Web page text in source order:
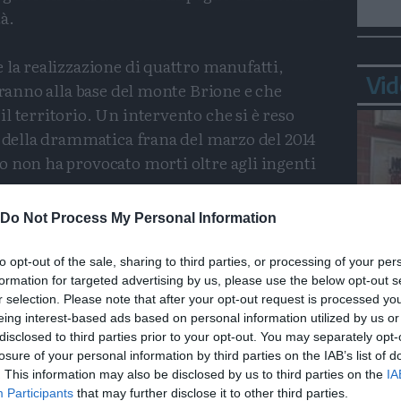
Do Not Process My Personal Information
opt-out of the sale, sharing to third parties, or processing of your
for targeted advertising by us, please use the below opt-out
selection. Please note that after your opt-out request is processed
interest-based ads based on personal information utilized by us
to third parties prior to your opt-out. You may separately
of your personal information by third parties on the IAB’s list of
This information may also be disclosed by us to third parties on the
Participants that may further disclose it to other third parties.
realizzazione di quattro manufatti,
alla base del monte Brione e che
territorio. Un intervento che si è reso
drammatica frana del marzo del 2014
non ha provocato morti oltre agli ingenti
i tecnici hanno apportato delle
ricevute dal Servizio geologico
particolar modo sul vallo tomo numero 2,
altri tre, verso la statale ed allontanato dalla
e rese quindi meno ripide per consentire